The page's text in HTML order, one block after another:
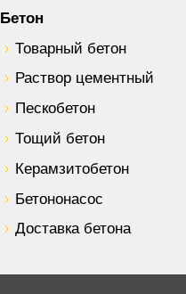
Бетон
Товарный бетон
Раствор цементный
Пескобетон
Тощий бетон
Керамзитобетон
Бетононасос
Доставка бетона